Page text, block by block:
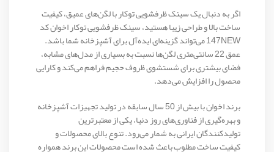
اگر به دنبال یک سینک ظرفشویی توکار با لگن‌های عمیق، کیفیت
ساخت بالا و طراحی زیبا هستید، سینک ظرفشویی توکار اخوان کد
147NEW می‌تواند گزینه‌ای ایده‌آل برای آشپزخانه شما باشد.
عمق 22 سانتی‌متری لگن‌ها نسبت به بسیاری از مدل‌های مشابه،
فضای بیشتری برای شستشوی ظروف حجیم فراهم می‌کند و کارایی
محصول را افزایش می‌دهد.
برند اخوان با بیش از 50 سال سابقه در تولید تجهیزات آشپزخانه
و بهره‌گیری از فناوری‌های روز دنیا، یکی از معتبرترین
تولیدکنندگان ایرانی به شمار می‌رود. تنوع بالای محصولات و
کیفیت ساخت مطلوب باعث شده است محصولات این برند همواره